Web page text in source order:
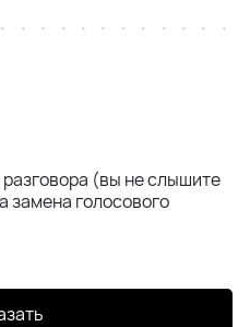
(вы не слышите
замена голосового